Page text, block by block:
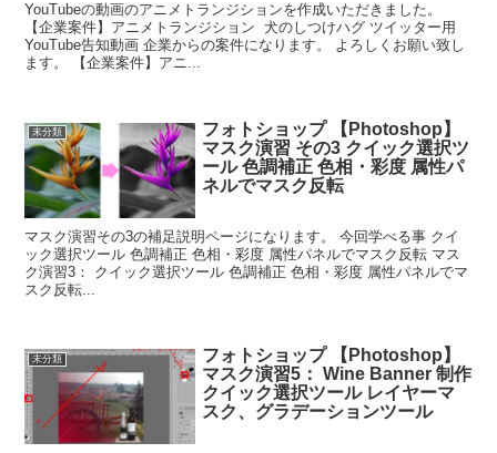
YouTubeの動画のアニメトランジションを作成いただきました。
【企業案件】アニメトランジション 犬のしつけハグ ツイッター用
YouTube告知動画 企業からの案件になります。 よろしくお願い致し
ます。 【企業案件】アニ...
未分類
フォトショップ 【Photoshop】
マスク演習 その3 クイック選択ツ
ール 色調補正 色相・彩度 属性パ
ネルでマスク反転
マスク演習その3の補足説明ページになります。 今回学べる事 クイ
ック選択ツール 色調補正 色相・彩度 属性パネルでマスク反転 マス
ク演習3： クイック選択ツール 色調補正 色相・彩度 属性パネルでマ
スク反転...
未分類
フォトショップ 【Photoshop】
マスク演習5： Wine Banner 制作
クイック選択ツール レイヤーマ
スク、グラデーションツール